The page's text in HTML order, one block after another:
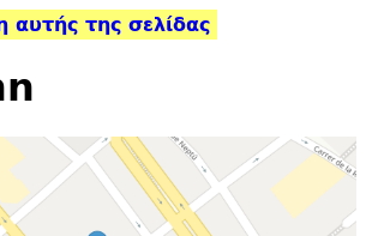
αυτής της σελίδας